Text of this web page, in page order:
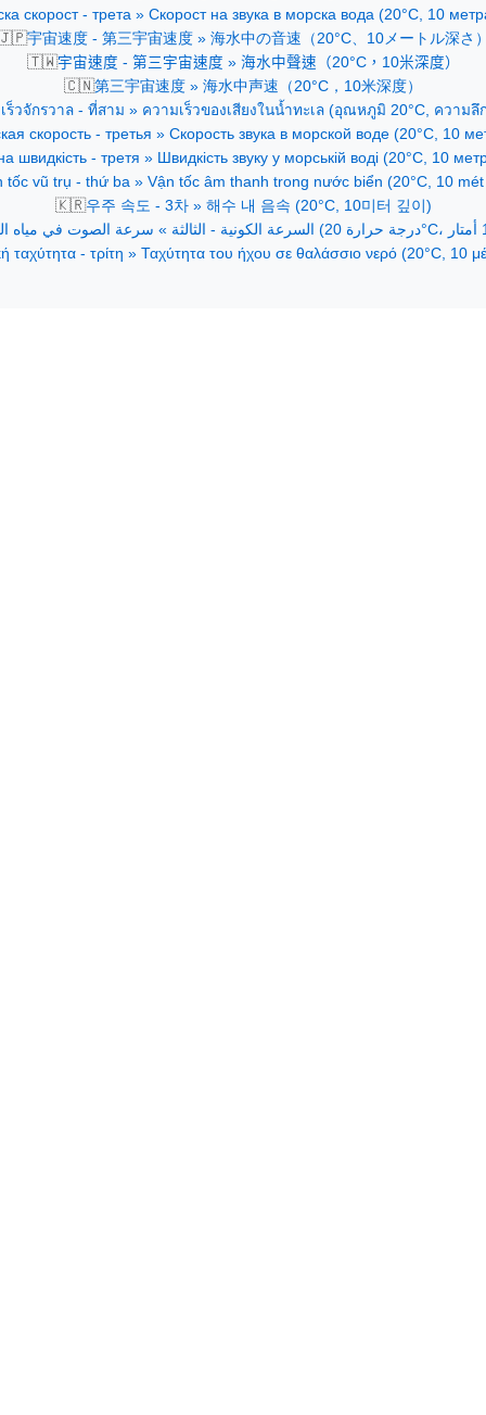
скорост - трета » Скорост на звука в морска вода (20°C, 10
宇宙速度 - 第三宇宙速度 » 海水中の音速（20°C、10メートル深さ
🇹🇼宇宙速度 - 第三宇宙速度 » 海水中聲速（20°C，10米深度）
🇨🇳第三宇宙速度 » 海水中声速（20°C，10米深度）
ร็วจักรวาล - ที่สาม » ความเร็วของเสียงในน้ำทะเล (อุณหภูมิ 20°C, ความลึ
скорость - третья » Скорость звука в морской воде (20°C, 10
швидкість - третя » Швидкість звуку у морській воді (20°C, 10
tốc vũ trụ - thứ ba » Vận tốc âm thanh trong nước biển (20°C, 10
🇰🇷우주 속도 - 3차 » 해수 내 음속 (20°C, 10미터 깊이)
ταχύτητα - τρίτη » Ταχύτητα του ήχου σε θαλάσσιο νερό (20°C, 10